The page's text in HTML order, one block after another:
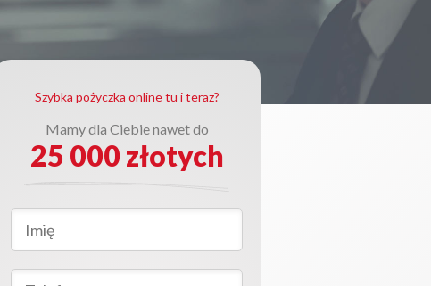
Szybka pożyczka online tu i teraz?
Mamy dla Ciebie nawet do
25 000 złotych